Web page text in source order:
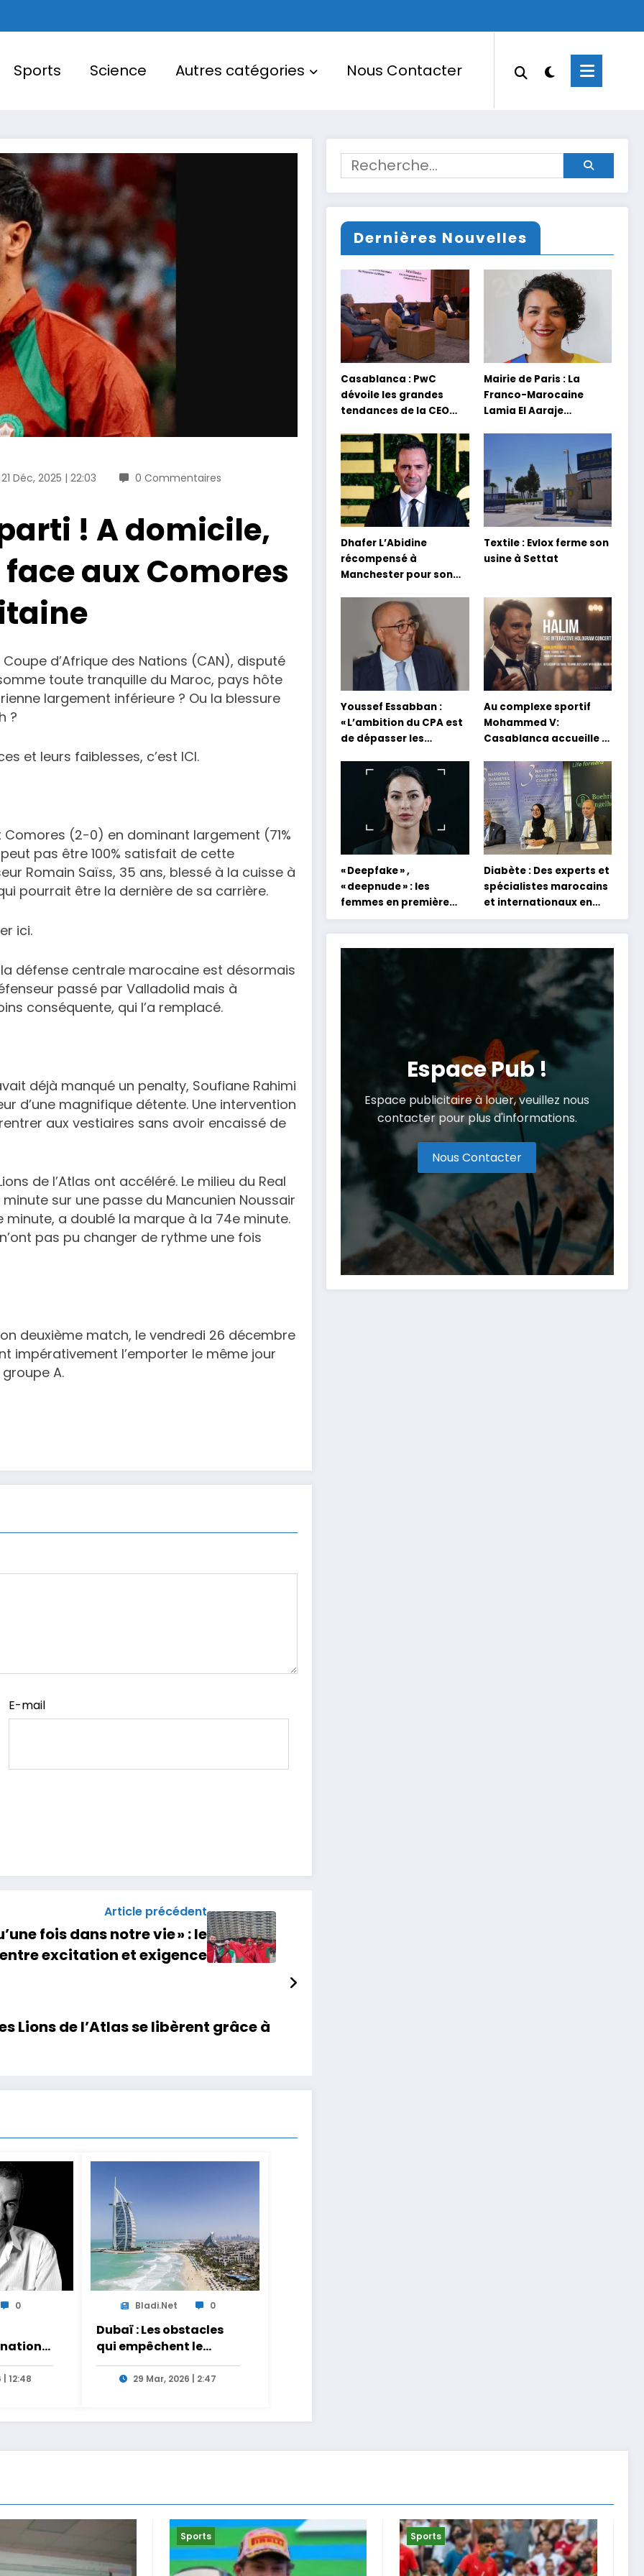
Sports Science Autres catégories Nous Contacter
21 Déc, 2025 | 22:03 0 Commentaires
parti ! A domicile,
aux Comores
d’Afrique des Nations (CAN), disputé
toute tranquille du Maroc, pays hôte
largement inférieure ? Ou la blessure
?
et leurs faiblesses, c’est ICI.
(2-0) en dominant largement (71%
pas être 100% satisfait de cette
Romain Saïss, 35 ans, blessé à la cuisse à
pourrait être la dernière de sa carrière.
ici.
défense centrale marocaine est désormais
passé par Valladolid mais à
conséquente, qui l’a remplacé.
déjà manqué un penalty, Soufiane Rahimi
d’une magnifique détente. Une intervention
aux vestiaires sans avoir encaissé de
de l’Atlas ont accéléré. Le milieu du Real
sur une passe du Mancunien Noussair
minute, a doublé la marque à la 74e minute.
pas pu changer de rythme une fois
deuxième match, le vendredi 26 décembre
impérativement l’emporter le même jour
A.
E-mail
Article précédent
fois dans notre vie » : le
excitation et exigence
Lions de l’Atlas se libèrent grâce à
0
12:48
Bladi.net 0
Dubaï : Les obstacles
qui empêchent le
report des flux
touristiques vers le
29 Mar, 2026 | 2:47
Dernières Nouvelles
Casablanca : PwC
dévoile les grandes
tendances de la CEO
Mairie de Paris : La
Franco-Marocaine
Lamia El Aaraje
Dhafer L’Abidine
récompensé à
Manchester pour son
Textile : Evlox ferme son
usine à Settat
Youssef Essabban :
« L’ambition du CPA est
de dépasser les
et académiques de
formation en
s’appuyant sur le
partage des
expériences »
Au complexe sportif
Mohammed V:
Casablanca accueille la
concert holographique
d’Abdel Halim Hafez
« Deepfake » ,
« deepnude » : les
femmes en première
ligne face aux dangers
de l’intelligence
artificielle
Diabète : Des experts et
spécialistes marocains
et internationaux en
conclave à Tanger
Espace Pub !
Espace publicitaire à louer, veuillez nous
contacter pour plus d'informations.
Nous Contacter
Sports Sports